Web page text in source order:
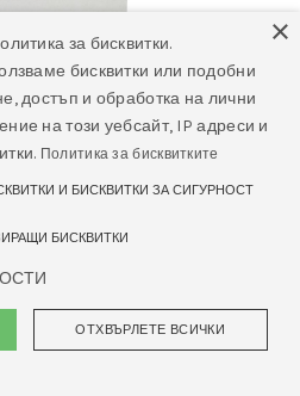
Mink Disease
тест 4 бр./оп.
×
за бисквитки.
бисквитки или подобни
достъп и обработка на лични
на този уебсайт, IP адреси и
Политика за бисквитките
И БИСКВИТКИ ЗА СИГУРНОСТ
БИСКВИТКИ
ОТХВЪРЛЕТЕ ВСИЧКИ